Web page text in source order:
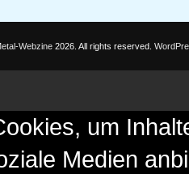
Webzine 2026. All rights reserved.
um
Medien